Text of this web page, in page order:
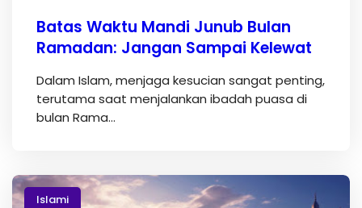
Batas Waktu Mandi Junub Bulan
Ramadan: Jangan Sampai Kelewat
Dalam Islam, menjaga kesucian sangat penting,
terutama saat menjalankan ibadah puasa di
bulan Rama…
Islami